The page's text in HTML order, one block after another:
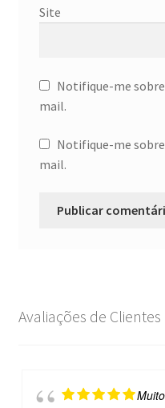
Site
Notifique-me
mail.
Notifique-me
mail.
Avaliações de Clientes